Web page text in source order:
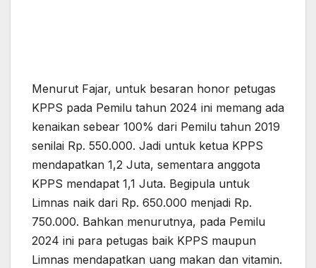
Menurut Fajar, untuk besaran honor petugas
KPPS pada Pemilu tahun 2024 ini memang ada
kenaikan sebear 100% dari Pemilu tahun 2019
senilai Rp. 550.000. Jadi untuk ketua KPPS
mendapatkan 1,2 Juta, sementara anggota
KPPS mendapat 1,1 Juta. Begipula untuk
Limnas naik dari Rp. 650.000 menjadi Rp.
750.000. Bahkan menurutnya, pada Pemilu
2024 ini para petugas baik KPPS maupun
Limnas mendapatkan uang makan dan vitamin.